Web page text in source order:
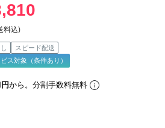
料込)
スピード配送
ス対象（条件あり）
から。分割手数料無料